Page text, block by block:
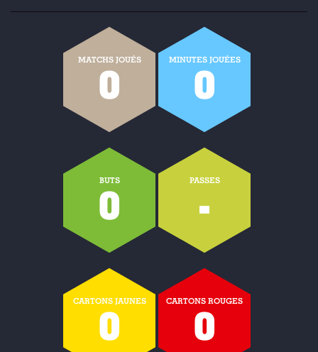
MATCHS JOUÉS
0
MINUTES JOUÉES
0
BUTS
0
PASSES
-
CARTONS JAUNES
0
CARTONS ROUGES
0